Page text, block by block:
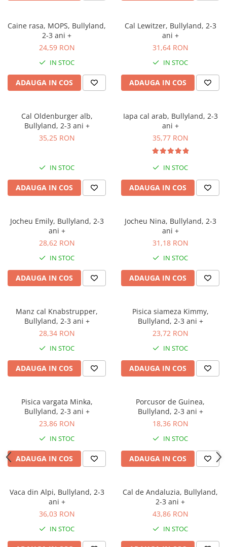
Caine rasa, MOPS, Bullyland,
2-3 ani +
24,59 RON
IN STOC
ADAUGA IN COS
Cal Lewitzer, Bullyland, 2-3
ani +
31,64 RON
IN STOC
ADAUGA IN COS
Cal Oldenburger alb,
Bullyland, 2-3 ani +
35,25 RON
IN STOC
ADAUGA IN COS
Iapa cal arab, Bullyland, 2-3
ani +
35,77 RON
IN STOC
ADAUGA IN COS
Jocheu Emily, Bullyland, 2-3
ani +
28,62 RON
IN STOC
ADAUGA IN COS
Jocheu Nina, Bullyland, 2-3
ani +
31,18 RON
IN STOC
ADAUGA IN COS
Manz cal Knabstrupper,
Bullyland, 2-3 ani +
28,34 RON
IN STOC
ADAUGA IN COS
Pisica siameza Kimmy,
Bullyland, 2-3 ani +
23,72 RON
IN STOC
ADAUGA IN COS
Pisica vargata Minka,
Bullyland, 2-3 ani +
23,86 RON
IN STOC
ADAUGA IN COS
Porcusor de Guinea,
Bullyland, 2-3 ani +
18,36 RON
IN STOC
ADAUGA IN COS
Vaca din Alpi, Bullyland, 2-3
ani +
36,03 RON
IN STOC
Cal de Andaluzia, Bullyland,
2-3 ani +
43,86 RON
IN STOC